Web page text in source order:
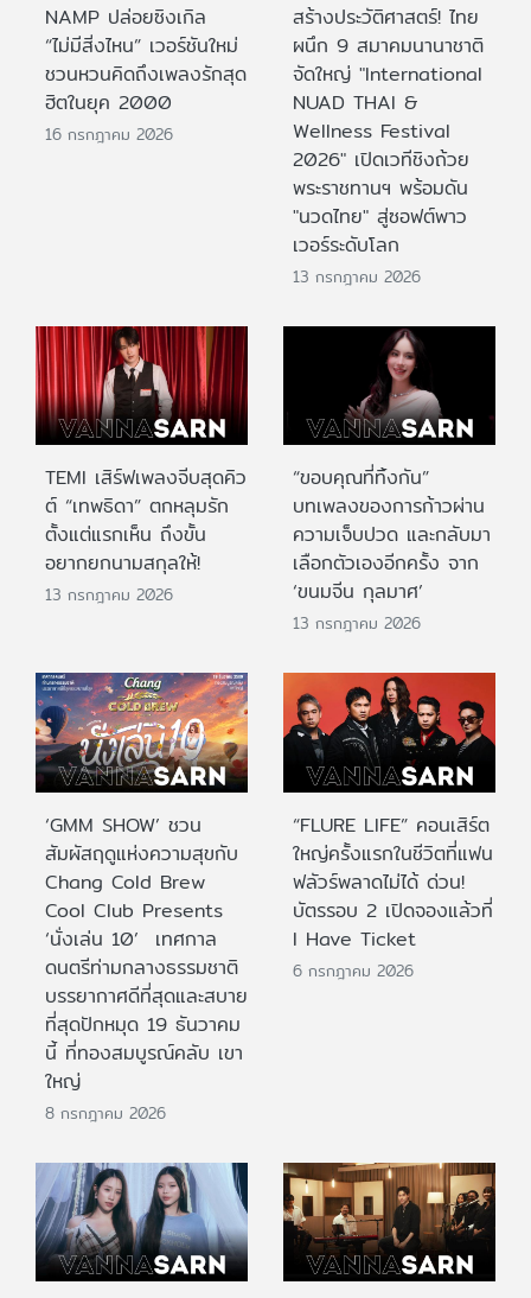
NAMP ปล่อยซิงเกิล
“ไม่มีสิ่งไหน” เวอร์ชันใหม่
ชวนหวนคิดถึงเพลงรักสุด
ฮิตในยุค 2000
16 กรกฎาคม 2026
สร้างประวัติศาสตร์! ไทย
ผนึก 9 สมาคมนานาชาติ
จัดใหญ่ "International
NUAD THAI &
Wellness Festival
2026" เปิดเวทีชิงถ้วย
พระราชทานฯ พร้อมดัน
"นวดไทย" สู่ซอฟต์พาว
เวอร์ระดับโลก
13 กรกฎาคม 2026
TEMI เสิร์ฟเพลงจีบสุดคิว
ต์ “เทพธิดา” ตกหลุมรัก
ตั้งแต่แรกเห็น ถึงขั้น
อยากยกนามสกุลให้!
13 กรกฎาคม 2026
“ขอบคุณที่ทิ้งกัน”
บทเพลงของการก้าวผ่าน
ความเจ็บปวด และกลับมา
เลือกตัวเองอีกครั้ง จาก
‘ขนมจีน กุลมาศ’
13 กรกฎาคม 2026
‘GMM SHOW’ ชวน
สัมผัสฤดูแห่งความสุขกับ
Chang Cold Brew
Cool Club Presents
‘นั่งเล่น 10’ เทศกาล
ดนตรีท่ามกลางธรรมชาติ
บรรยากาศดีที่สุดและสบาย
ที่สุดปักหมุด 19 ธันวาคม
นี้ ที่ทองสมบูรณ์คลับ เขา
ใหญ่
8 กรกฎาคม 2026
“FLURE LIFE” คอนเสิร์ต
ใหญ่ครั้งแรกในชีวิตที่แฟน
ฟลัวร์พลาดไม่ได้ ด่วน!
บัตรรอบ 2 เปิดจองแล้วที่
I Have Ticket
6 กรกฎาคม 2026